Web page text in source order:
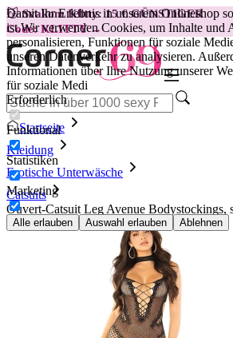
Damit Ihr Erlebnis in unserem Onlineshop
ist.Wir verwenden Cookies, um Inhalte und
personalisieren, Funktionen für soziale
unseren Datenverkehr zu analysieren.
Informationen über Ihre Nutzung unserer
für soziale Medi
Erforderlich
Funktional
Statistiken
Marketing
Alle erlauben Auswahl erlauben Ablehnen
😽Svakom Klitty: 15 € GÜNSTIGER
Code: KLITTY →
Startseite
Kleidung
Erotische Unterwäsche
Catsuits
Ouvert-Catsuit Leg Avenue Bodystockings,